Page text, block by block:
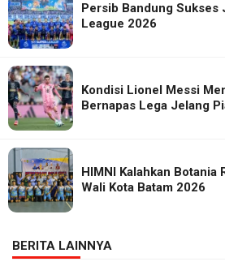
Persib Bandung Sukses
League 2026
Kondisi Lionel Messi
Bernapas Lega Jelang
HIMNI Kalahkan Botania
Wali Kota Batam 2026
BERITA LAINNYA